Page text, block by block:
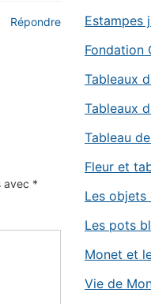
Répondre
avec *
Estampes
Fondation
Tableaux
Tableaux
Tableau
Fleur et
Les objets
Les pots
Monet et
Vie de